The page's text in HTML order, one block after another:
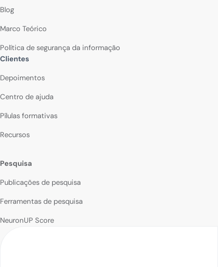
Blog
Marco Teórico
Política de segurança da informação
Clientes
Depoimentos
Centro de ajuda
Pílulas formativas
Recursos
Pesquisa
Publicações de pesquisa
Ferramentas de pesquisa
NeuronUP Score